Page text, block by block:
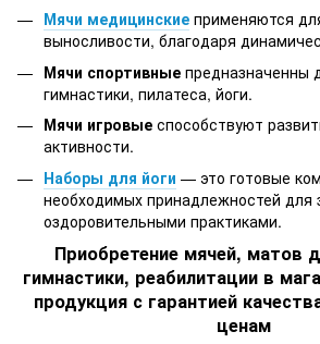
Мячи медицинские применяются
выносливости, благодаря
Мячи спортивные предназначенны
гимнастики, пилатеса, йоги.
Мячи игровые способствуют
активности.
Наборы для йоги — это готовые
необходимых принадлежностей для
оздоровительными практиками.
Приобретение мячей, матов
гимнастики, реабилитации в
продукция с гарантией
ценам